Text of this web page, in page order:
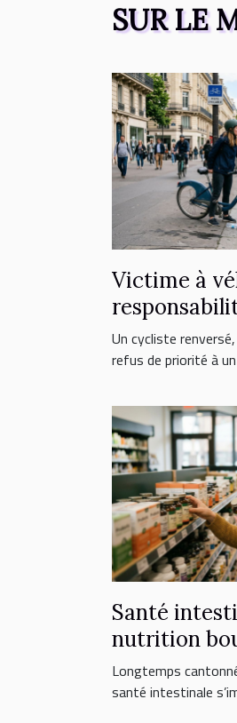
SUR LE
Victime à
Un cycliste
refus de priorité à
Santé
nutrition
de
Longtemps
santé intestinale